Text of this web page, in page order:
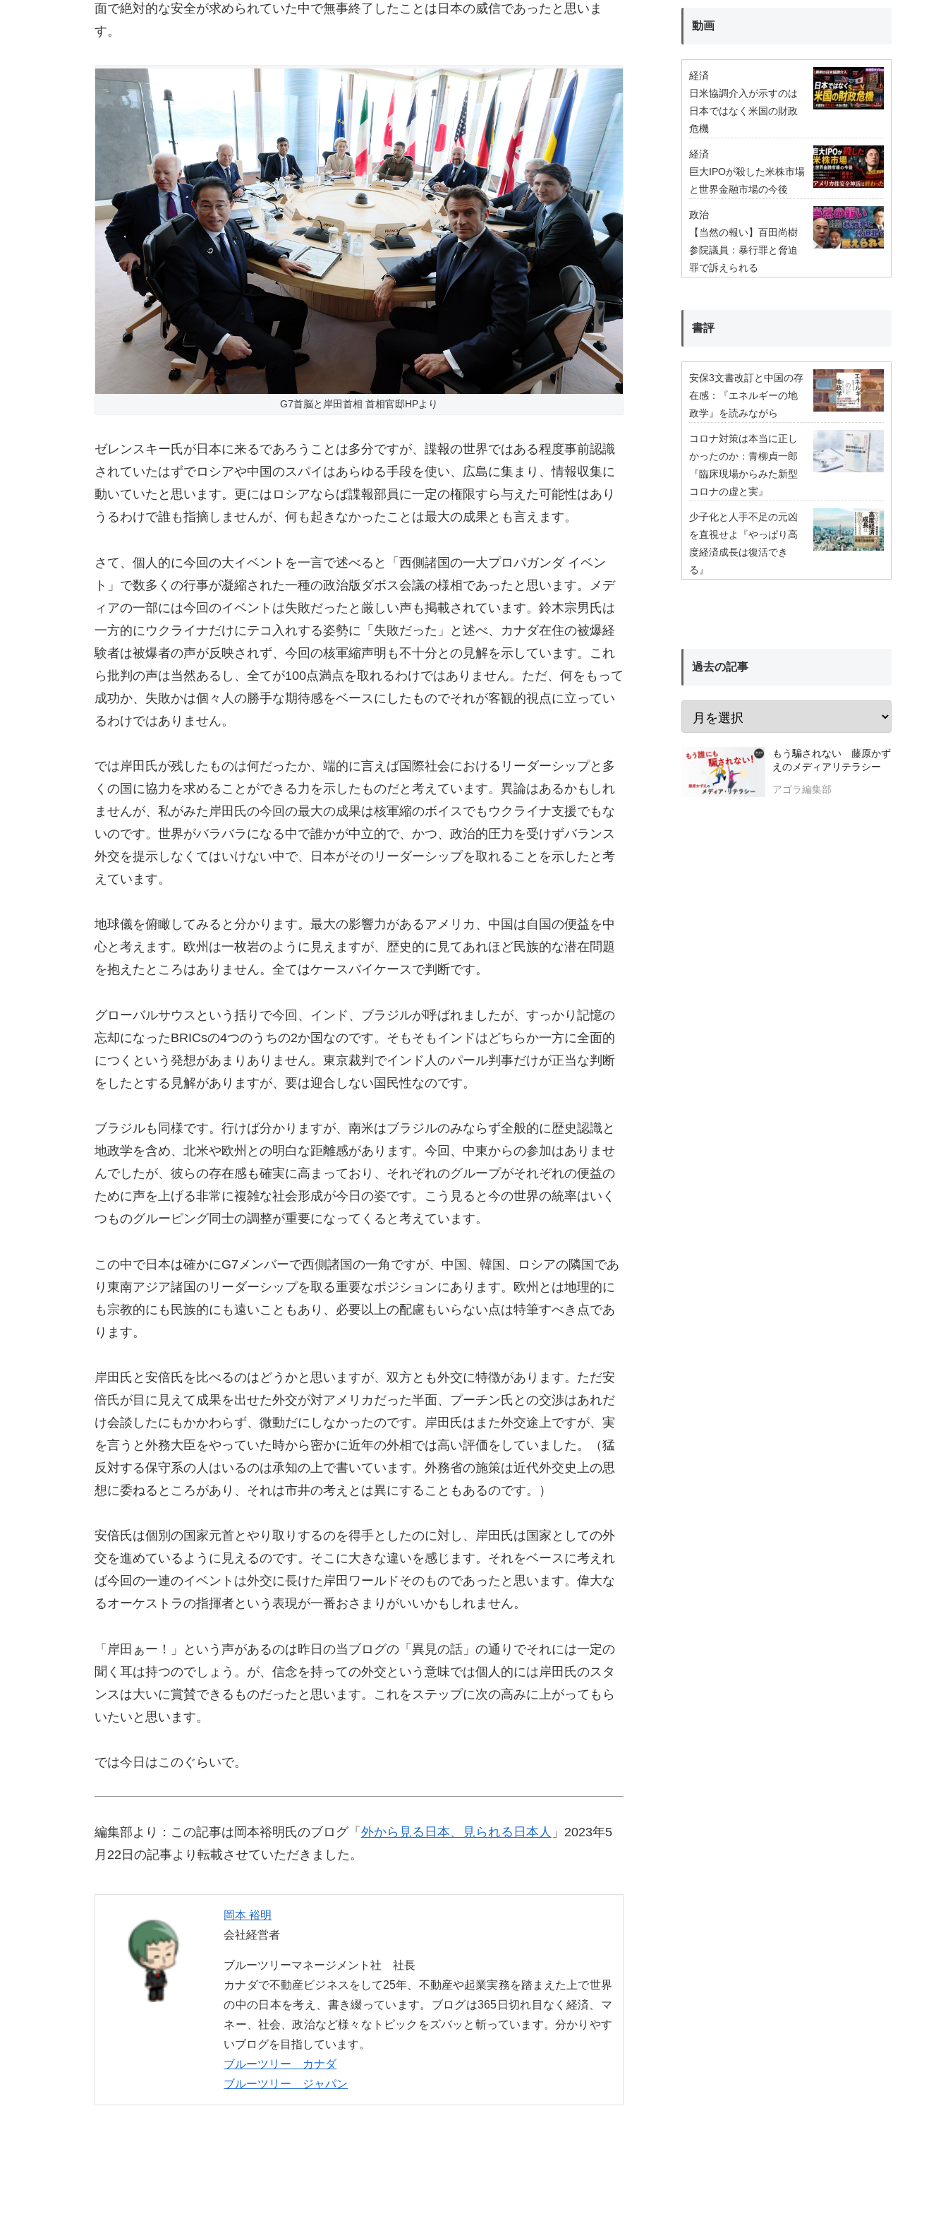
面で絶対的な安全が求められていた中で無事終了したことは日本の威信であったと思いま
す。
G7首脳と岸田首相 首相官邸HPより
ゼレンスキー氏が日本に来るであろうことは多分ですが、諜報の世界ではある程度事前認識
されていたはずでロシアや中国のスパイはあらゆる手段を使い、広島に集まり、情報収集に
動いていたと思います。更にはロシアならば諜報部員に一定の権限すら与えた可能性はあり
うるわけで誰も指摘しませんが、何も起きなかったことは最大の成果とも言えます。
さて、個人的に今回の大イベントを一言で述べると「西側諸国の一大プロパガンダ イベン
ト」で数多くの行事が凝縮された一種の政治版ダボス会議の様相であったと思います。メデ
ィアの一部には今回のイベントは失敗だったと厳しい声も掲載されています。鈴木宗男氏は
一方的にウクライナだけにテコ入れする姿勢に「失敗だった」と述べ、カナダ在住の被爆経
験者は被爆者の声が反映されず、今回の核軍縮声明も不十分との見解を示しています。これ
ら批判の声は当然あるし、全てが100点満点を取れるわけではありません。ただ、何をもって
成功か、失敗かは個々人の勝手な期待感をベースにしたものでそれが客観的視点に立ってい
るわけではありません。
では岸田氏が残したものは何だったか、端的に言えば国際社会におけるリーダーシップと多
くの国に協力を求めることができる力を示したものだと考えています。異論はあるかもしれ
ませんが、私がみた岸田氏の今回の最大の成果は核軍縮のボイスでもウクライナ支援でもな
いのです。世界がバラバラになる中で誰かが中立的で、かつ、政治的圧力を受けずバランス
外交を提示しなくてはいけない中で、日本がそのリーダーシップを取れることを示したと考
えています。
地球儀を俯瞰してみると分かります。最大の影響力があるアメリカ、中国は自国の便益を中
心と考えます。欧州は一枚岩のように見えますが、歴史的に見てあれほど民族的な潜在問題
を抱えたところはありません。全てはケースバイケースで判断です。
グローバルサウスという括りで今回、インド、ブラジルが呼ばれましたが、すっかり記憶の
忘却になったBRICsの4つのうちの2か国なのです。そもそもインドはどちらか一方に全面的
につくという発想があまりありません。東京裁判でインド人のパール判事だけが正当な判断
をしたとする見解がありますが、要は迎合しない国民性なのです。
ブラジルも同様です。行けば分かりますが、南米はブラジルのみならず全般的に歴史認識と
地政学を含め、北米や欧州との明白な距離感があります。今回、中東からの参加はありませ
んでしたが、彼らの存在感も確実に高まっており、それぞれのグループがそれぞれの便益の
ために声を上げる非常に複雑な社会形成が今日の姿です。こう見ると今の世界の統率はいく
つものグルーピング同士の調整が重要になってくると考えています。
この中で日本は確かにG7メンバーで西側諸国の一角ですが、中国、韓国、ロシアの隣国であ
り東南アジア諸国のリーダーシップを取る重要なポジションにあります。欧州とは地理的に
も宗教的にも民族的にも遠いこともあり、必要以上の配慮もいらない点は特筆すべき点であ
ります。
岸田氏と安倍氏を比べるのはどうかと思いますが、双方とも外交に特徴があります。ただ安
倍氏が目に見えて成果を出せた外交が対アメリカだった半面、プーチン氏との交渉はあれだ
け会談したにもかかわらず、微動だにしなかったのです。岸田氏はまた外交途上ですが、実
を言うと外務大臣をやっていた時から密かに近年の外相では高い評価をしていました。（猛
反対する保守系の人はいるのは承知の上で書いています。外務省の施策は近代外交史上の思
想に委ねるところがあり、それは市井の考えとは異にすることもあるのです。）
安倍氏は個別の国家元首とやり取りするのを得手としたのに対し、岸田氏は国家としての外
交を進めているように見えるのです。そこに大きな違いを感じます。それをベースに考えれ
ば今回の一連のイベントは外交に長けた岸田ワールドそのものであったと思います。偉大な
るオーケストラの指揮者という表現が一番おさまりがいいかもしれません。
「岸田ぁー！」という声があるのは昨日の当ブログの「異見の話」の通りでそれには一定の
聞く耳は持つのでしょう。が、信念を持っての外交という意味では個人的には岸田氏のスタ
ンスは大いに賞賛できるものだったと思います。これをステップに次の高みに上がってもら
いたいと思います。
では今日はこのぐらいで。
編集部より：この記事は岡本裕明氏のブログ「 外から見る日本、見られる日本人 」2023年5
月22日の記事より転載させていただきました。
岡本 裕明
会社経営者
ブルーツリーマネージメント社 社長
カナダで不動産ビジネスをして25年、不動産や起業実務を踏まえた上で世界
の中の日本を考え、書き綴っています。ブログは365日切れ目なく経済、マ
ネー、社会、政治など様々なトピックをズバッと斬っています。分かりやす
いブログを目指しています。
ブルーツリー カナダ
ブルーツリー ジャパン
動画
経済
日米協調介入が示すのは
日本ではなく米国の財政
危機
経済
巨大IPOが殺した米株市場
と世界金融市場の今後
政治
【当然の報い】百田尚樹
参院議員：暴行罪と脅迫
罪で訴えられる
書評
安保3文書改訂と中国の存
在感：『エネルギーの地
政学』を読みながら
コロナ対策は本当に正し
かったのか：青柳貞一郎
『臨床現場からみた新型
コロナの虚と実』
少子化と人手不足の元凶
を直視せよ『やっぱり高
度経済成長は復活でき
る』
過去の記事
もう騙されない 藤原かず
えのメディアリテラシー
アゴラ編集部